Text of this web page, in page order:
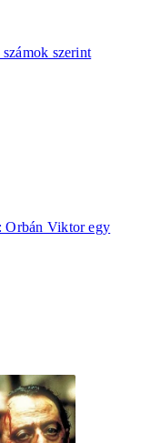
szerint
Orbán Viktor egy